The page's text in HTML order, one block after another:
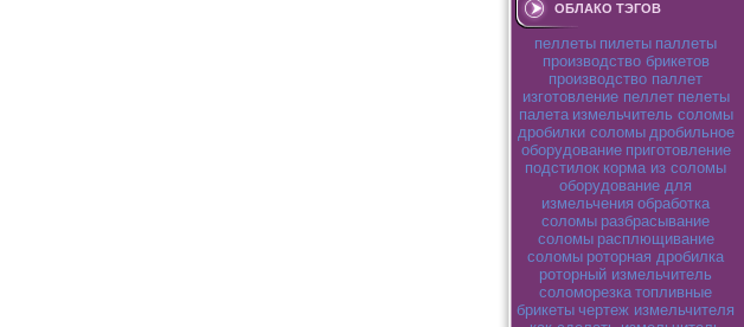
ОБЛАКО ТЭГОВ
пеллеты пилеты паллеты
производство брикетов
производство паллет
изготовление пеллет пелеты
палета измельчитель соломы
дробилки соломы дробильное
оборудование приготовление
подстилок корма из соломы
оборудование для
измельчения обработка
соломы разбрасывание
соломы расплющивание
соломы роторная дробилка
роторный измельчитель
соломорезка топливные
брикеты чертеж измельчителя